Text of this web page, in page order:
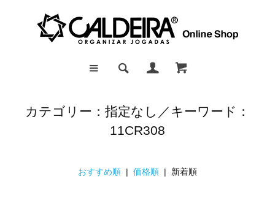
カテゴリー：指定なし／キーワード：
11CR308
おすすめ順 | 価格順 | 新着順